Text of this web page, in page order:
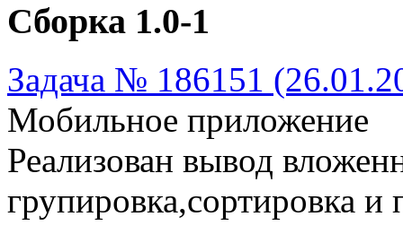
Сборка 1.0-1
Задача № 186151
Мобильное приложение
Реализован вывод
групировка,сортировка